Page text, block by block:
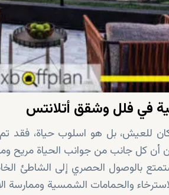
في فلل وشقق أتلانتس
للعيش، بل هو اسلوب حياة، فقد
أن كل جانب من جوانب الحياة مريح
بالوصول الحصري إلى الشاطئ
والحمامات الشمسية وممارسة